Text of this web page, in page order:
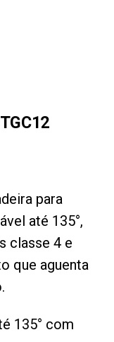
para
até 135°,
classe 4 e
que aguenta
135° com